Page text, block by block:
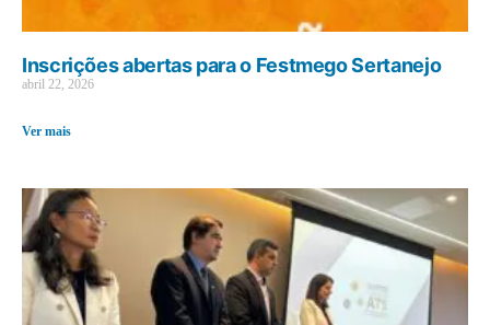
Inscrições abertas para o Festmego Sertanejo
abril 22, 2026
Ver mais